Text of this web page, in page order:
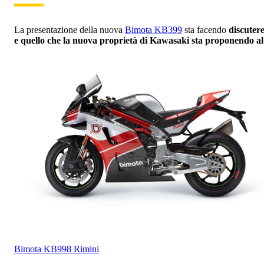
La presentazione della nuova Bimota KB399 sta facendo
e quello che la nuova proprietà di Kawasaki sta proponendo
Bimota KB998 Rimini